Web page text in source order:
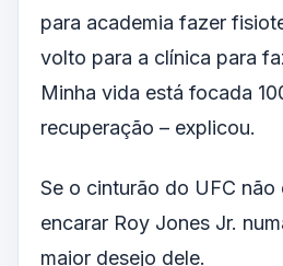
para academia fazer
volto para a clínica para
Minha vida está focada
recuperação – explicou.
Se o cinturão do UFC não
encarar Roy Jones Jr.
maior desejo dele.